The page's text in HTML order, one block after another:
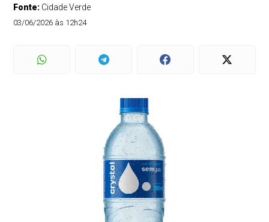
Fonte: Cidade Verde
03/06/2026 às 12h24